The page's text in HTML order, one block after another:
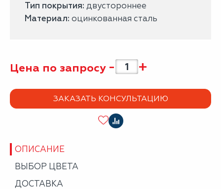
Тип покрытия: двустороннее
Материал: оцинкованная сталь
Цена по запросу - +
ЗАКАЗАТЬ КОНСУЛЬТАЦИЮ
ОПИСАНИЕ
ВЫБОР ЦВЕТА
ДОСТАВКА